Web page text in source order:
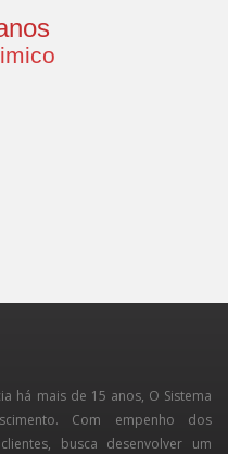
há mais de 15 anos, O Sistema
Com empenho dos
busca desenvolver um